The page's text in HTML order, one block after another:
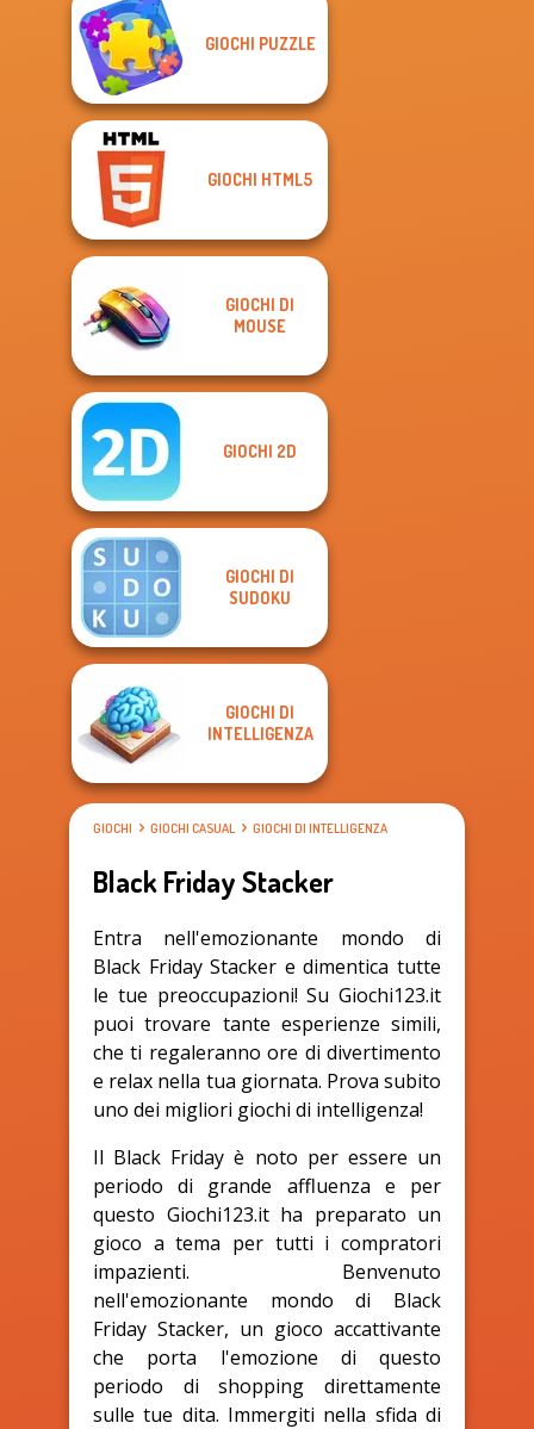
GIOCHI PUZZLE
GIOCHI HTML5
GIOCHI DI
MOUSE
GIOCHI 2D
GIOCHI DI
SUDOKU
GIOCHI DI
INTELLIGENZA
GIOCHI GIOCHI CASUAL GIOCHI DI INTELLIGENZA
Black Friday Stacker
Entra nell'emozionante mondo di
Black Friday Stacker e dimentica tutte
le tue preoccupazioni! Su Giochi123.it
puoi trovare tante esperienze simili,
che ti regaleranno ore di divertimento
e relax nella tua giornata. Prova subito
uno dei migliori giochi di intelligenza!
Il Black Friday è noto per essere un
periodo di grande affluenza e per
questo Giochi123.it ha preparato un
gioco a tema per tutti i compratori
impazienti. Benvenuto
nell'emozionante mondo di Black
Friday Stacker, un gioco accattivante
che porta l'emozione di questo
periodo di shopping direttamente
sulle tue dita. Immergiti nella sfida di